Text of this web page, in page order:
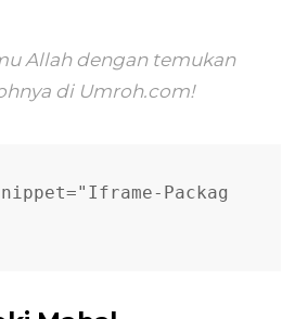
Allah dengan temukan
di Umroh.com!
Packag